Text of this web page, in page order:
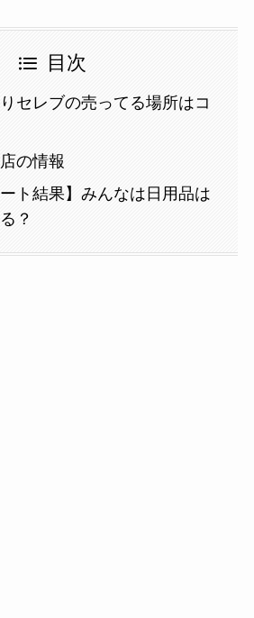
目次
セレブの売ってる場所はコ
の情報
ート結果】みんなは日用品は
？